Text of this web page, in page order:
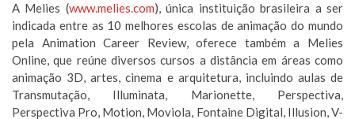
A Melies (www.melies.com), única instituição brasileira a ser
indicada entre as 10 melhores escolas de animação do mundo
pela Animation Career Review, oferece também a Melies
Online, que reúne diversos cursos a distância em áreas como
animação 3D, artes, cinema e arquitetura, incluindo aulas de
Transmutação, Illuminata, Marionette, Perspectiva,
Perspectiva Pro, Motion, Moviola, Fontaine Digital, Illusion, V-